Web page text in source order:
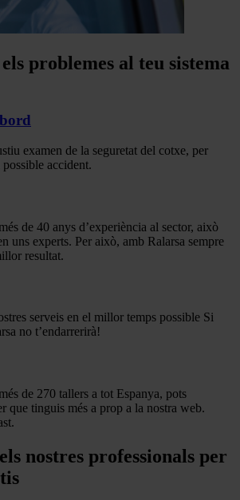
problemes al teu sistema
examen de la seguretat del cotxe, per
accident.
de 40 anys d’experiència al sector, això
uns experts. Per això, amb Ralarsa sempre
resultat.
serveis en el millor temps possible Si
no t’endarrerirà!
de 270 tallers a tot Espanya, pots
que tinguis més a prop a la nostra web.
nostres professionals per